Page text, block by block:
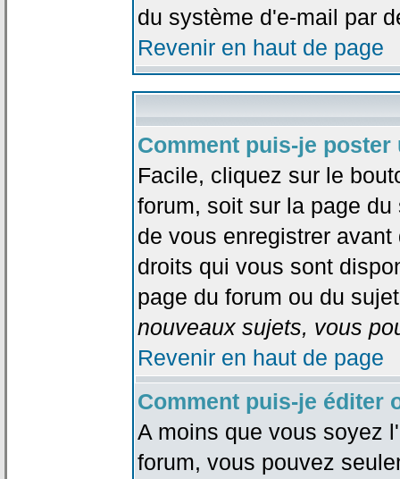
du système d'e-mail par
Revenir en haut de page
Comment puis-je
Facile, cliquez sur le
forum, soit sur la page
de vous enregistrer
droits qui vous sont
page du forum ou du
nouveaux sujets, vous
Revenir en haut de page
Comment puis-je éditer
A moins que vous soyez
forum, vous pouvez